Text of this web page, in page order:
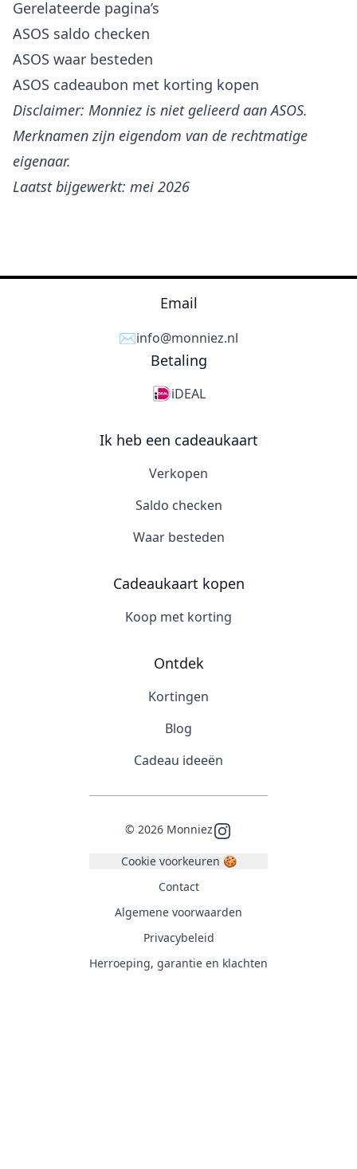
Gerelateerde pagina’s
ASOS saldo checken
ASOS waar besteden
ASOS cadeaubon met korting kopen
Disclaimer: Monniez is niet gelieerd aan ASOS.
Merknamen zijn eigendom van de rechtmatige
eigenaar.
Laatst bijgewerkt: mei 2026
Email
✉️info@monniez.nl
Betaling
iDEAL
Ik heb een cadeaukaart
Verkopen
Saldo checken
Waar besteden
Cadeaukaart kopen
Koop met korting
Ontdek
Kortingen
Blog
Cadeau ideeën
© 2026 MonniezInstagram
Cookie voorkeuren 🍪
Contact
Algemene voorwaarden
Privacybeleid
Herroeping, garantie en klachten